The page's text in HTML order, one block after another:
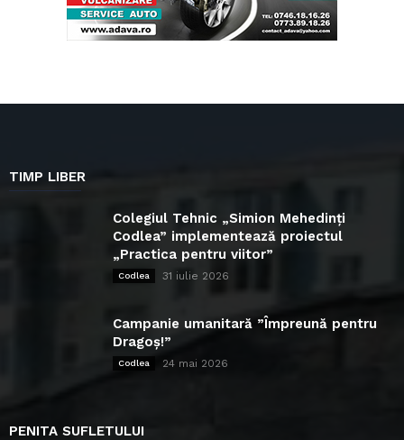
TIMP LIBER
Colegiul Tehnic „Simion Mehedinți
Codlea” implementează proiectul
„Practica pentru viitor”
Codlea 31 iulie 2026
Campanie umanitară ”Împreună pentru
Dragoș!”
Codlea 24 mai 2026
PENITA SUFLETULUI